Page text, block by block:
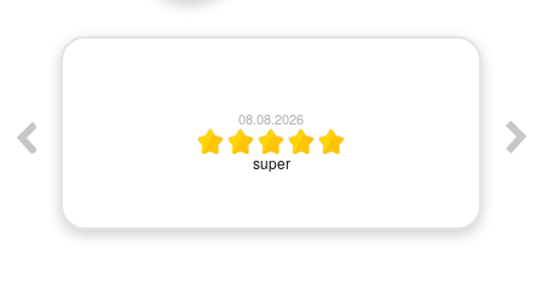
08.08.2026
super